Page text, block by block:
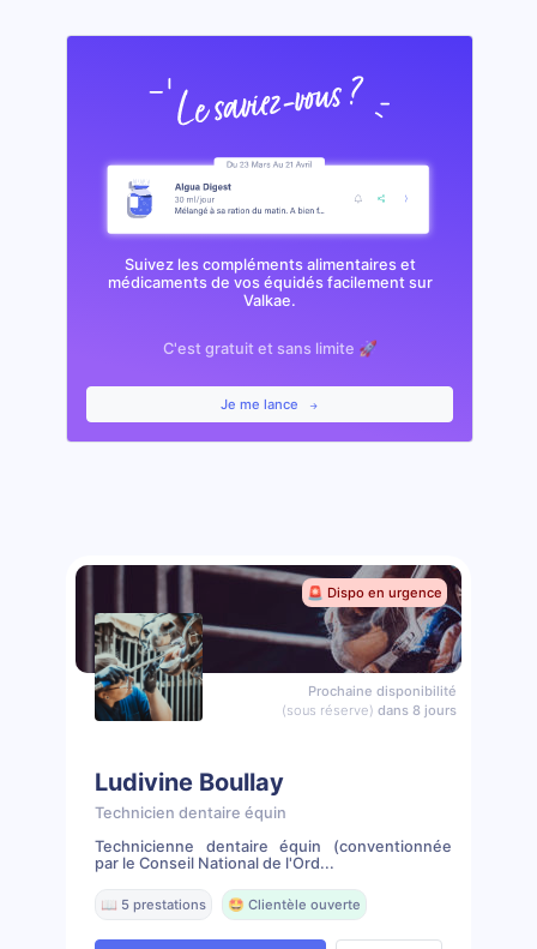
Suivez les compléments alimentaires et
médicaments de vos équidés facilement sur
Valkae.
C'est gratuit et sans limite 🚀
Je me lance
🚨 Dispo en urgence
Prochaine disponibilité
(sous réserve) dans 8 jours
Ludivine Boullay
Technicien dentaire équin
Technicienne dentaire équin (conventionnée
par le Conseil National de l'Ord...
📖 5 prestations 🤩 Clientèle ouverte